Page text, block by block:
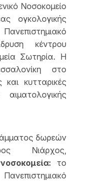
Νοσοκομείο
ογκολογικής
κέντρου
Σωτηρία. Η
στο
και κυτταρικές
δωρεών
Νιάρχος,
το